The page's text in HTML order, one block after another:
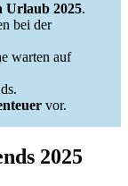
Urlaub 2025.
bei der
warten auf
vor.
2025